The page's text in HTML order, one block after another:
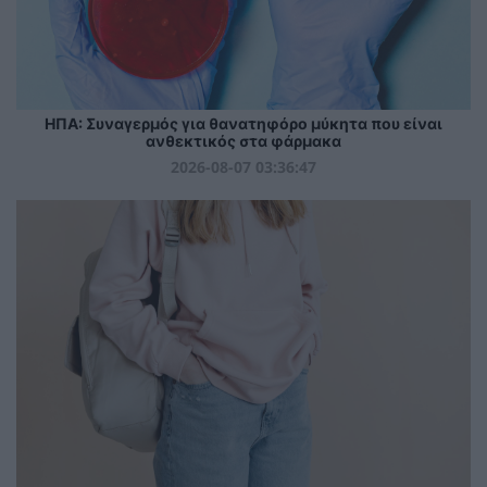
ΗΠΑ: Συναγερμός για θανατηφόρο μύκητα που είναι
ανθεκτικός στα φάρμακα
2026-08-07 03:36:47